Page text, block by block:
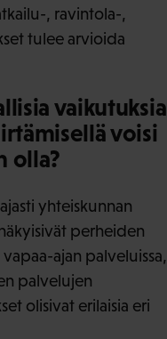
, ravintola-,
tulee arvioida
vaikutuksia
voisi
olla?
yhteiskunnan
perheiden
ajan palveluissa,
palvelujen
olisivat erilaisia eri